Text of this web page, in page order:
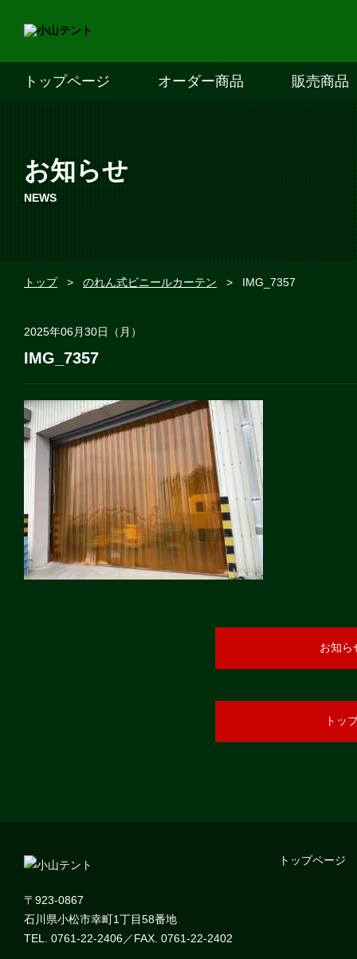
トップページ オーダー商品 販売商品
お知らせ
NEWS
トップ > のれん式ビニールカーテン > IMG_7357
2025年06月30日（月）
IMG_7357
お知ら
トッ
〒923-0867
石川県小松市幸町1丁目58番地
TEL. 0761-22-2406／FAX. 0761-22-2402
トップページ